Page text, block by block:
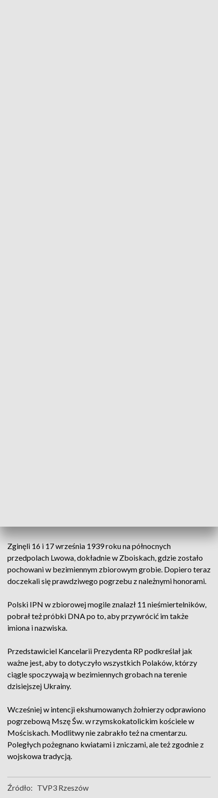
Zginęli 16 i 17 września 1939 roku na północnych
przedpolach Lwowa, dokładnie w Zboiskach, gdzie zostało
pochowani w bezimiennym zbiorowym grobie. Dopiero teraz
doczekali się prawdziwego pogrzebu z należnymi honorami.
Polski IPN w zbiorowej mogile znalazł 11 nieśmiertelników,
pobrał też próbki DNA po to, aby przywrócić im także
imiona i nazwiska.
Przedstawiciel Kancelarii Prezydenta RP podkreślał jak
ważne jest, aby to dotyczyło wszystkich Polaków, którzy
ciągle spoczywają w bezimiennych grobach na terenie
dzisiejszej Ukrainy.
Wcześniej w intencji ekshumowanych żołnierzy odprawiono
pogrzebową Mszę Św. w rzymskokatolickim kościele w
Mościskach. Modlitwy nie zabrakło też na cmentarzu.
Poległych pożegnano kwiatami i zniczami, ale też zgodnie z
wojskowa tradycją.
Źródło: TVP3 Rzeszów